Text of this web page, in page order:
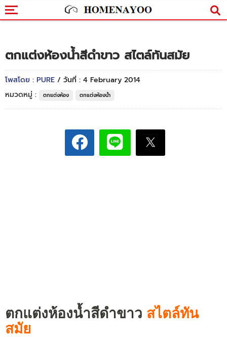
ตกแต่งห้องน้ำสีดำขาว สไตล์ทันสมัย
โพสโดย : PURE / วันที่ : 4 February 2014
หมวดหมู่ :
ตกแต่งห้อง ตกแต่งห้องน้ำ
ตกแต่งห้องน้ำสีดำขาว สไตล์ทัน
สมัย